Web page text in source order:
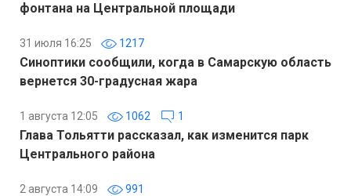
фонтана на Центральной площади
31 июля 16:25 1217
Синоптики сообщили, когда в Самарскую область
вернется 30-градусная жара
1 августа 12:05 1062 1
Глава Тольятти рассказал, как изменится парк
Центрального района
2 августа 14:09 991